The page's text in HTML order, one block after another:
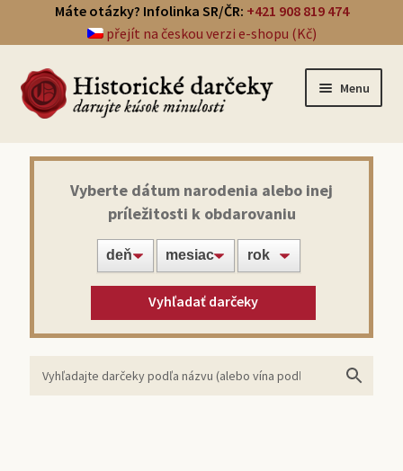
Máte otázky? Infolinka SR/ČR: +421 908 819 474
přejít na českou verzi e-shopu (Kč)
Menu
Prehľad darčekov
Noviny zo dňa narodenia
Víno z roku narodenia
Vyberte dátum narodenia alebo inej
príležitosti k obdarovaniu
Vyhľadať darčeky